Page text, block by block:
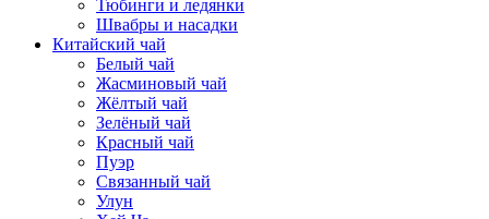
Тюбинги и ледянки
Швабры и насадки
Китайский чай
Белый чай
Жасминовый чай
Жёлтый чай
Зелёный чай
Красный чай
Пуэр
Связанный чай
Улун